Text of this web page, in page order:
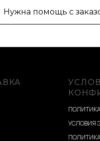
Нужна помощь с
УСЛОВИЯ
ПОЛИТИКА